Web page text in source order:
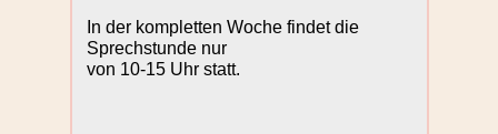
In der kompletten Woche findet die
Sprechstunde nur
von 10-15 Uhr statt.